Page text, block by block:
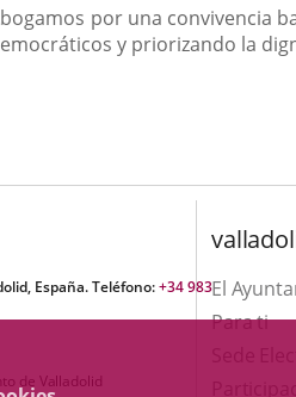
por una convivencia
y priorizando la
España. Teléfono:+34 983
de Valladolid
El
Para ti